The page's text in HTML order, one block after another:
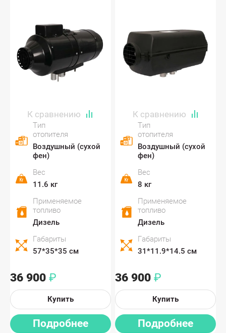
Тип
отопителя
Воздушный (сухой
фен)
Вес
11.6 кг
Применяемое
топливо
Дизель
Габариты
57*35*35 см
36 900 ₽
Купить
Подробнее
Тип
отопителя
Воздушный (сухой
фен)
Вес
8 кг
Применяемое
топливо
Дизель
Габариты
31*11.9*14.5 см
36 900 ₽
Купить
Подробнее